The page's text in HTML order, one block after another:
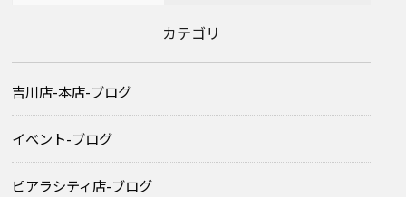
カテゴリ
吉川店-本店-ブログ
イベント-ブログ
ピアラシティ店-ブログ